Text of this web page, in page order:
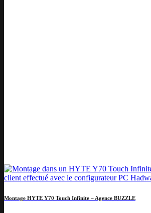
Montage HYTE Y70 Touch Infinite – Agence BUZZLE